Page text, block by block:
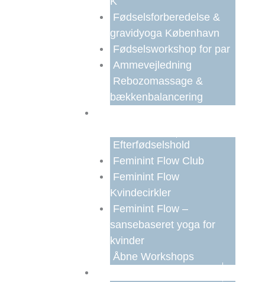
Fødselsforberedelse &
gravidyoga København
Fødselsworkshop for par
Ammevejledning
Rebozomassage &
bækkenbalancering
Efterfødselshold
Feminint Flow Club
Feminint Flow
Kvindecirkler
Feminint Flow –
sansebaseret yoga for
kvinder
Åbne Workshops